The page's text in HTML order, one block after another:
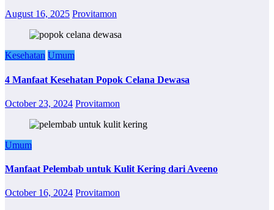
August 16, 2025 Provitamon
Kesehatan Umum
4 Manfaat Kesehatan Popok Celana Dewasa
October 23, 2024 Provitamon
Umum
Manfaat Pelembab untuk Kulit Kering dari Aveeno
October 16, 2024 Provitamon